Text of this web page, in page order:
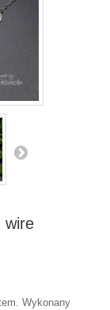
wire
Wykonany